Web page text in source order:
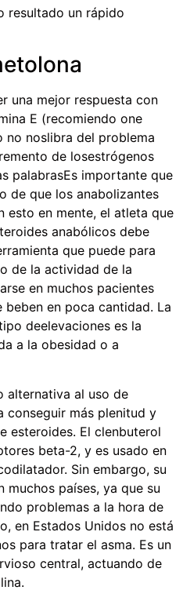
resultado un rápido
una mejor respuesta con
E (recomiendo one
no noslibra del problema
de losestrógenos
palabrasEs importante que
de que los anabolizantes
esto en mente, el atleta que
anabólicos debe
que puede para
de la actividad de la
en muchos pacientes
en poca cantidad. La
deelevaciones es la
a la obesidad o a
alternativa al uso de
conseguir más plenitud y
esteroides. El clenbuterol
beta-2, y es usado en
Sin embargo, su
países, ya que su
problemas a la hora de
en Estados Unidos no está
para tratar el asma. Es un
central, actuando de